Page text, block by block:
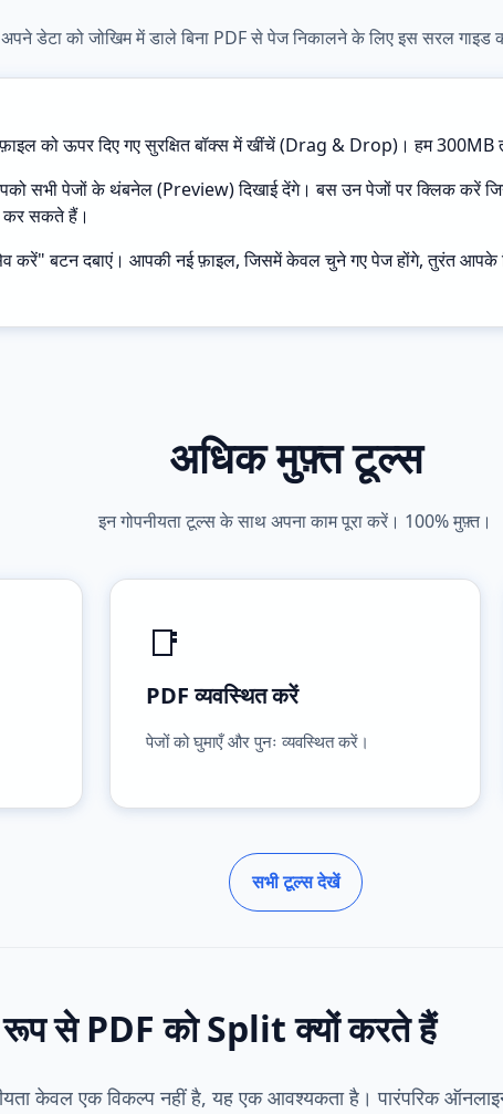
अपने डेटा को जोखिम में डाले बिना PDF से पेज निकालने के लिए इस सरल गाइड
को ऊपर दिए गए सुरक्षित बॉक्स में खींचें (Drag & Drop)। हम 300MB
सभी पेजों के थंबनेल (Preview) दिखाई देंगे। बस उन पेजों पर क्लिक करें
कर सकते हैं।
करें" बटन दबाएं। आपकी नई फ़ाइल, जिसमें केवल चुने गए पेज होंगे, तुरंत आपके
अधिक मुफ़्त टूल्स
इन गोपनीयता टूल्स के साथ अपना काम पूरा करें। 100% मुफ़्त।
📑
PDF व्यवस्थित करें
पेजों को घुमाएँ और पुनः व्यवस्थित करें।
सभी टूल्स देखें
रूप से PDF को Split क्यों करते हैं
केवल एक विकल्प नहीं है, यह एक आवश्यकता है। पारंपरिक